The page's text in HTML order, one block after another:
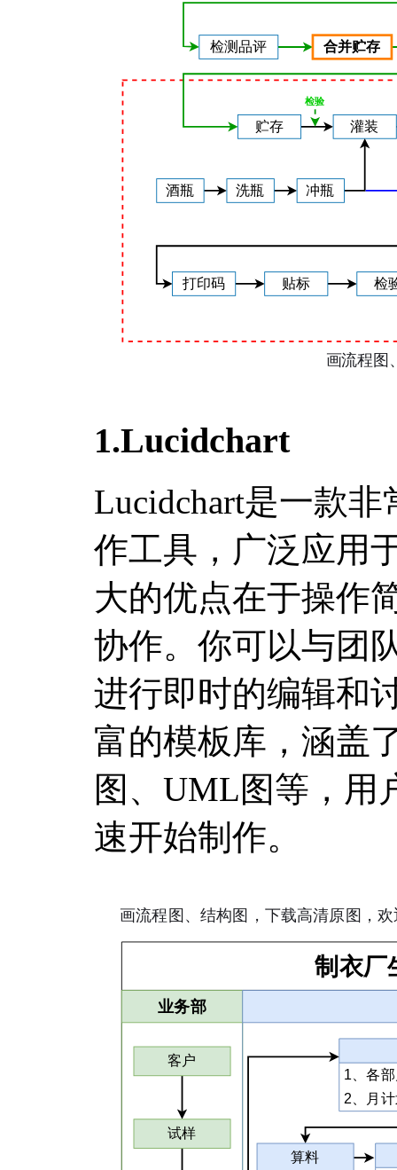
1.Lucidchart
Lucidchart是一款
作工具，广泛应用
大的优点在于操作
协作。你可以与团
进行即时的编辑和
富的模板库，涵盖
图、UML图等，用
速开始制作。